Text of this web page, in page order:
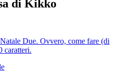
di Kikko
Due. Ovvero, come fare (di
caratteri.